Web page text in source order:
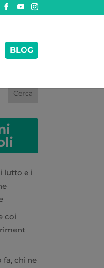
BLOG
Cerca
lutto e i
coi
fa, chi ne